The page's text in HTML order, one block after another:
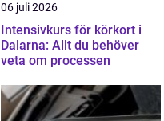
06 juli 2026
Intensivkurs för körkort i
Dalarna: Allt du behöver
veta om processen